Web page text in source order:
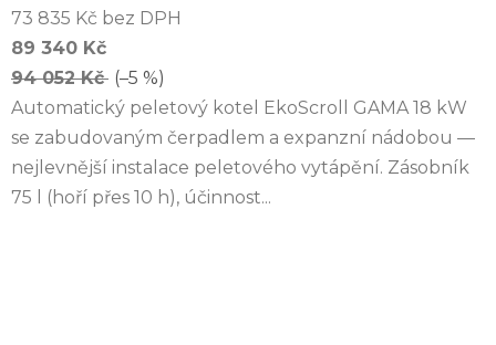
73 835 Kč bez DPH
89 340 Kč
94 052 Kč (–5 %)
Automatický peletový kotel EkoScroll GAMA 18 kW
se zabudovaným čerpadlem a expanzní nádobou —
nejlevnější instalace peletového vytápění. Zásobník
75 l (hoří přes 10 h), účinnost...